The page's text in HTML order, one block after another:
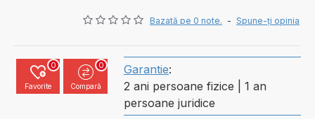
Bazată pe 0 note. - Spune-ţi opinia
Favorite
0
Compară
0 Garantie:
2 ani persoane fizice | 1 an
persoane juridice